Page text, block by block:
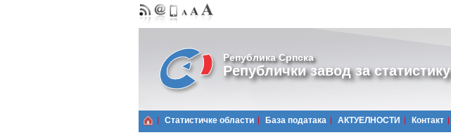
Република Српска
Републички завод за статистику
Статистичке области Базa података АКТУЕЛНОСТИ Контакт